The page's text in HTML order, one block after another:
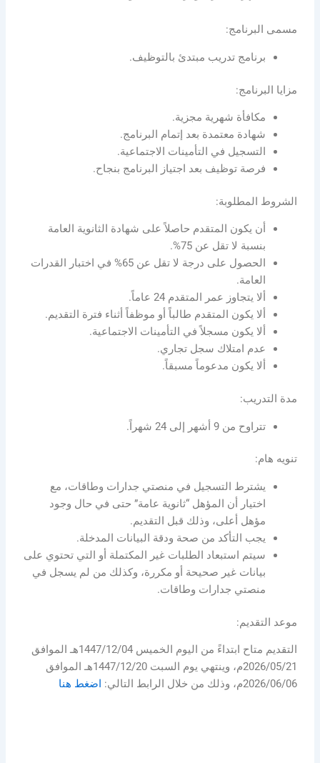
مسمى البرنامج:
برنامج تدريب مبتدئ بالتوظيف.
مزايا البرنامج:
مكافأة شهرية مجزية.
شهادة معتمدة بعد إتمام البرنامج.
التسجيل في التأمينات الاجتماعية.
فرصة توظيف بعد اجتياز البرنامج بنجاح.
الشروط المطلوبة:
أن يكون المتقدم حاصلاً على شهادة الثانوية العامة
بنسبة لا تقل عن 75%.
الحصول على درجة لا تقل عن 65% في اختبار القدرات
العامة.
ألا يتجاوز عمر المتقدم 24 عاماً.
ألا يكون المتقدم طالباً أو موظفاً أثناء فترة التقديم.
ألا يكون مسجلاً في التأمينات الاجتماعية.
عدم امتلاك سجل تجاري.
ألا يكون مدعوماً مسبقاً.
مدة التدريب:
تتراوح من 9 أشهر إلى 24 شهراً.
تنويه هام:
يشترط التسجيل في منصتي جدارات وطاقات، مع
اختيار أن المؤهل “ثانوية عامة” حتى في حال وجود
مؤهل أعلى، وذلك قبل التقديم.
يجب التأكد من صحة ودقة البيانات المدخلة.
سيتم استبعاد الطلبات غير المكتملة أو التي تحتوي على
بيانات غير صحيحة أو مكررة، وكذلك من لم يسجل في
منصتي جدارات وطاقات.
موعد التقديم:
التقديم متاح ابتداءً من اليوم الخميس 1447/12/04هـ الموافق
2026/05/21م، وينتهي يوم السبت 1447/12/20هـ الموافق
2026/06/06م، وذلك من خلال الرابط التالي:
اضغط هنا